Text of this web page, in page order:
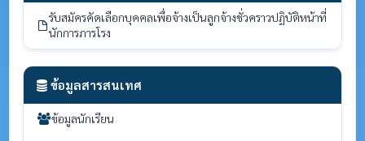
รับสมัครคัดเลือกบุคคลเพื่อจ้างเป็นลูกจ้างชั่วคราวปฏิบัติหน้าที่
นักการภารโรง
ข้อมูลสารสนเทศ
ข้อมูลนักเรียน